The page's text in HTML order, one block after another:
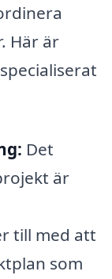
Här är
Det
är
till med att
som